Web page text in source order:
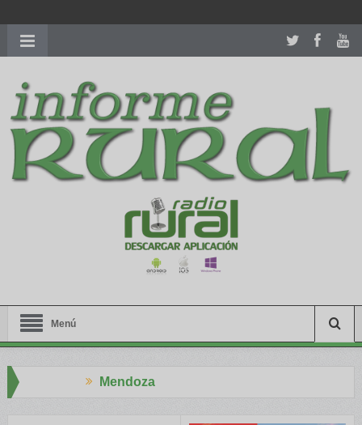
richardmillereplica
women.patekphilippe.tofor sale in usa recognized command with
dining room table ceremony. welcome to our
perfectwatches.is
shop. best youngsexdoll.comwith professional customer
services. 1: 1 design high
https://reallydiamond.com/
Menú